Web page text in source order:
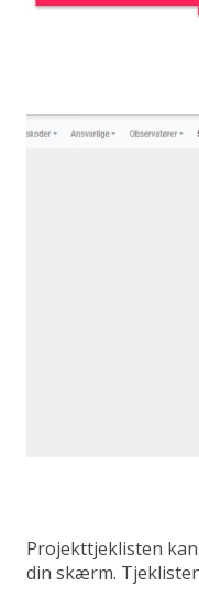
Projekttjeklisten
din skærm.